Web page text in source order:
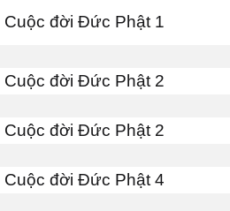
Cuộc đời Đức Phật 1
Cuộc đời Đức Phật 2
Cuộc đời Đức Phật 2
Cuộc đời Đức Phật 4